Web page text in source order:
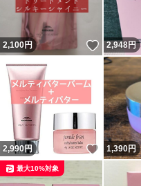
2,100円 いいね
2,948円
2,990円 いいね
1,390円
最大10%対象